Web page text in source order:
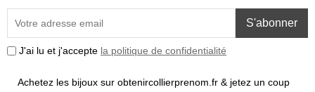
S'abonner
J'ai lu et j'accepte la politique de confidentialité
Achetez les bijoux sur obtenircollierprenom.fr & jetez un coup